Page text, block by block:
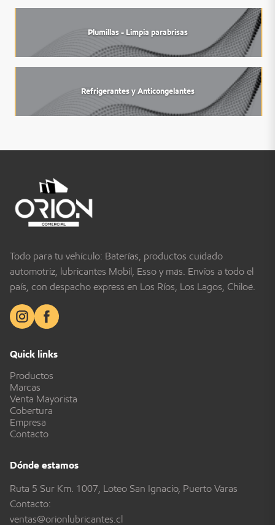
Plumillas - Limpia parabrisas
Refrigerantes y Anticongelantes
Todo para tu vehículo: Baterías, productos cuidado
automotriz, lubricantes Mobil, Esso y más. Envíos a todo el
país, con despacho express en Los Ríos, Los Lagos, Chiloé.
Quick links
Productos
Marcas
Venta Mayorista
Cobertura
Empresa
Contacto
Dónde estamos
Ruta 5 Sur Km. 1007, Loteo San Ignacio, Puerto Varas
Contacto:
ventas@orionlubricantes.cl